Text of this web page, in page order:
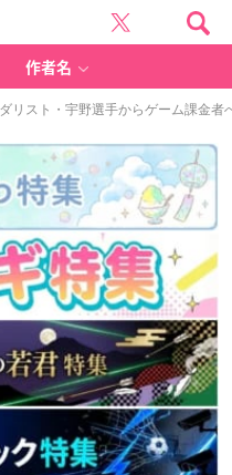
作者名
リスト・宇野選手からゲーム課金者